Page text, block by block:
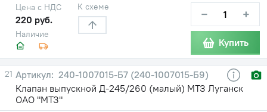
Наличие
Цена с НДС
220 руб.
К схеме − +
Купить
21
240-1007015-Б7 (240-1007015-Б9)
Клапан выпускной Д-245/260 (малый) МТЗ Луганск
ОАО "МТЗ"